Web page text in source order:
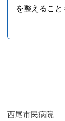
を整えること
西尾市民病院